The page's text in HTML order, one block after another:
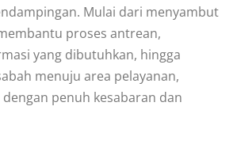
Mulai dari menyambut
proses antrean,
yang dibutuhkan, hingga
menuju area pelayanan,
penuh kesabaran dan